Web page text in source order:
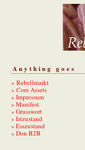
Anything goes
» Rebellmarkt
» Core Assets
» Impressum
» Manifest
» Grusswort
» Istzustand
» Esszustand
» Don B2B